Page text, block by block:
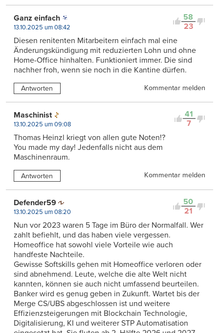
58
23
Ganz einfach
13.10.2025 um 08:42
Diesen renitenten Mitarbeitern einfach mal eine
Änderungskündigung mit reduzierten Lohn und ohne
Home-Office hinhalten. Funktioniert immer. Die sind
nachher froh, wenn sie noch in die Kantine dürfen.
Antworten Kommentar melden
41
7
Maschinist
13.10.2025 um 09:08
Thomas Heinzl kriegt von allen gute Noten!?
You made my day! Jedenfalls nicht aus dem
Maschinenraum.
Antworten Kommentar melden
50
21
Defender59
13.10.2025 um 08:20
Nun vor 2023 waren 5 Tage im Büro der Normalfall. Wer
zahlt befiehlt, und das haben viele vergessen.
Homeoffice hat sowohl viele Vorteile wie auch
handfeste Nachteile.
Gewisse Softskills gehen mit Homeoffice verloren oder
sind abnehmend. Leute, welche die alte Welt nicht
kannten, können sie auch nicht umfassend beurteilen.
Banker wird es genug geben in Zukunft. Wartet bis der
Merge CS/UBS abgeschlossen ist und weitere
Effizienzsteigerungen mit Blockchain Technologie,
Digitalisierung, KI und weiterer STP Automatisation